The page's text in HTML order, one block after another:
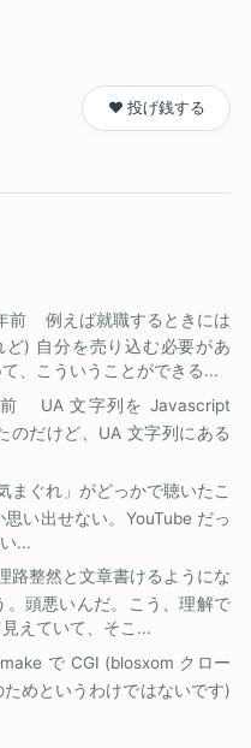
❤️ 投げ銭する
前
例えば就職するときには
) 自分を売り込む必要があ
、こういうことができる...
UA 文字列を Javascript
のだけど、UA 文字列にある
まぐれ」がどっかで聴いたこ
い出せない。YouTube だっ
...
路整然と文章書けるようにな
。頭悪いんだ。こう、理解で
えていて、そこ...
で CGI (blosxom クロー
めというわけではないです)